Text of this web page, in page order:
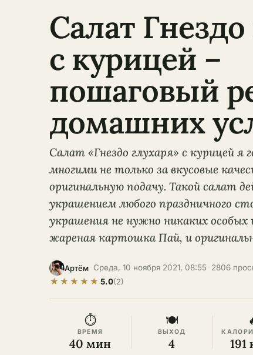
Салат Гнездо
с курицей –
пошаговый
домашних
Салат «Гнездо глухаря» с курицей
многими не только за вкусовые
оригинальную подачу. Такой салат
украшением любого праздничного
украшения не нужно никаких особых
жареная картошка Пай, и
Артём Среда, 10 ноября 2021, 08:55 2806
★ ★ ★ ★ ★ 5.0(2)
⏱
ВРЕМЯ
40 мин
🍽
ВЫХОД
4 191